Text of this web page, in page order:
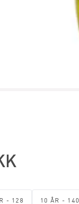
- 128 10 ÅR - 140